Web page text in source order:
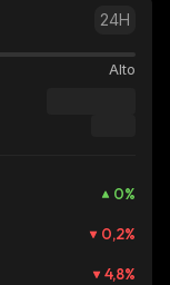
24H
Alto
0%
0,2%
4,8%